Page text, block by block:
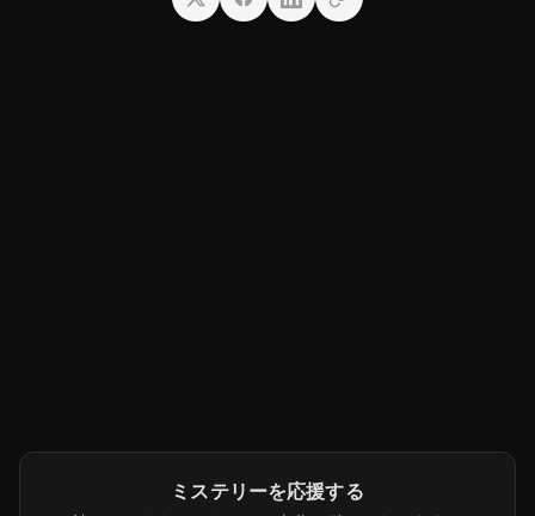
ミステリーを応援する